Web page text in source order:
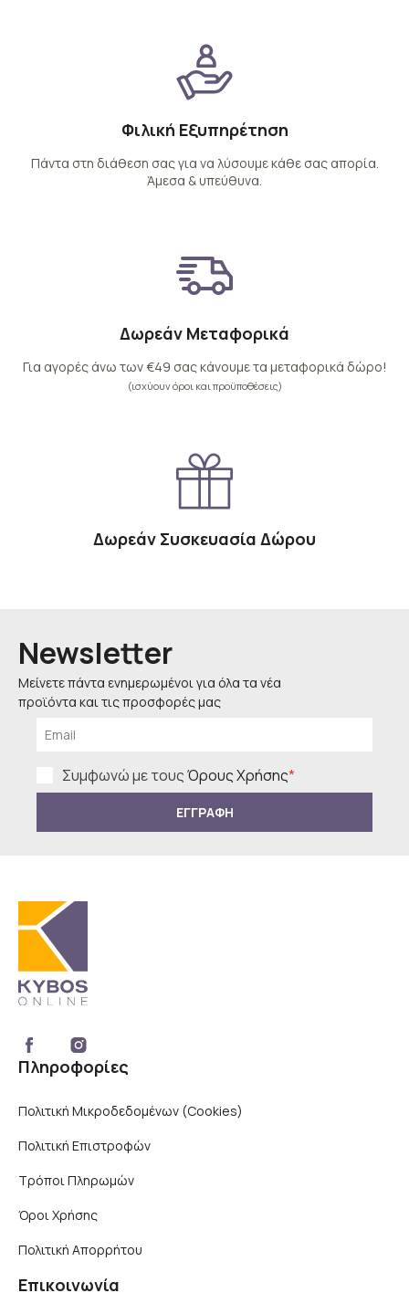
Φιλική Εξυπηρέτηση
Πάντα στη διάθεση σας για να λύσουμε κάθε σας απορία.
Άμεσα & υπεύθυνα.
Δωρεάν Μεταφορικά
Για αγορές άνω των €49 σας κάνουμε τα μεταφορικά δώρο!
(ισχύουν όροι και προϋποθέσεις)
Δωρεάν Συσκευασία Δώρου
Newsletter
Μείνετε πάντα ενημερωμένοι για όλα τα νέα
προϊόντα και τις προσφορές μας
Συμφωνώ με τουςΌρους Χρήσης
ΕΓΓΡΑΦΗ
Πληροφορίες
Πολιτική Μικροδεδομένων (Cookies)
Πολιτική Επιστροφών
Τρόποι Πληρωμών
Όροι Χρήσης
Πολιτική Απορρήτου
Επικοινωνία
Αυτός ο ιστότοπος
χρησιμοποιεί cookies